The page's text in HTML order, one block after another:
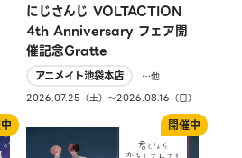
にじさんじ VOLTACTION
4th Anniversary フェア開
催記念Gratte
アニメイト池袋本店
…他
2026.07.25（土）〜2026.08.16（日）